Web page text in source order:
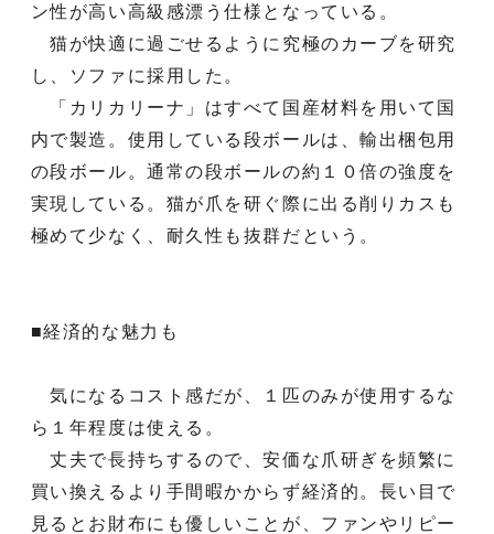
ン性が高い高級感漂う仕様となっている。
猫が快適に過ごせるように究極のカーブを研究
し、ソファに採用した。
「カリカリーナ」はすべて国産材料を用いて国
内で製造。使用している段ボールは、輸出梱包用
の段ボール。通常の段ボールの約１０倍の強度を
実現している。猫が爪を研ぐ際に出る削りカスも
極めて少なく、耐久性も抜群だという。
■経済的な魅力も
気になるコスト感だが、１匹のみが使用するな
ら１年程度は使える。
丈夫で長持ちするので、安価な爪研ぎを頻繁に
買い換えるより手間暇かからず経済的。長い目で
見るとお財布にも優しいことが、ファンやリピー